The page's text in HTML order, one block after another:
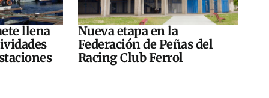
llena
Nueva etapa en la
Federación de Peñas del
Racing Club Ferrol